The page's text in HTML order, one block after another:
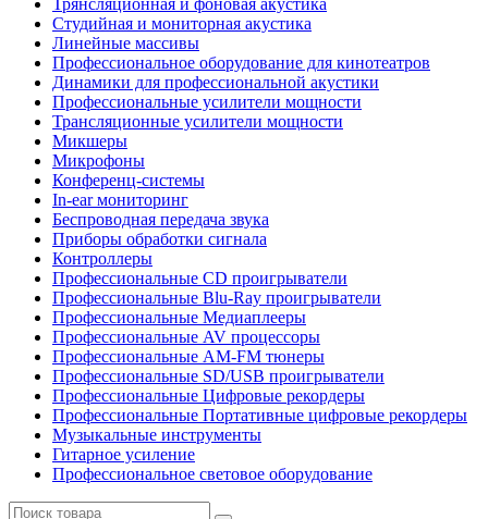
Трянсляционная и фоновая акустика
Студийная и мониторная акустика
Линейные массивы
Профессиональное оборудование для кинотеатров
Динамики для профессиональной акустики
Профессиональные усилители мощности
Трансляционные усилители мощности
Микшеры
Микрофоны
Конференц-системы
In-ear мониторинг
Беспроводная передача звука
Приборы обработки сигнала
Контроллеры
Профессиональные СD проигрыватели
Профессиональные Blu-Ray проигрыватели
Профессиональные Медиаплееры
Профессиональные AV процессоры
Профессиональные AM-FM тюнеры
Профессиональные SD/USB проигрыватели
Профессиональные Цифровые рекордеры
Профессиональные Портативные цифровые рекордеры
Музыкальные инструменты
Гитарное усиление
Профессиональное световое оборудование